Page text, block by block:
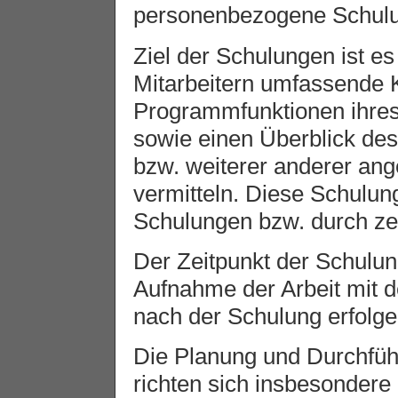
personenbezogene
Ziel der Schulungen ist
Mitarbeitern umfassende
Programmfunktionen
sowie einen Überblick
bzw. weiterer anderer
vermitteln. Diese
Schulungen bzw. durch
Der Zeitpunkt der
Aufnahme der Arbeit mit
nach der Schulung
Die Planung und
richten sich